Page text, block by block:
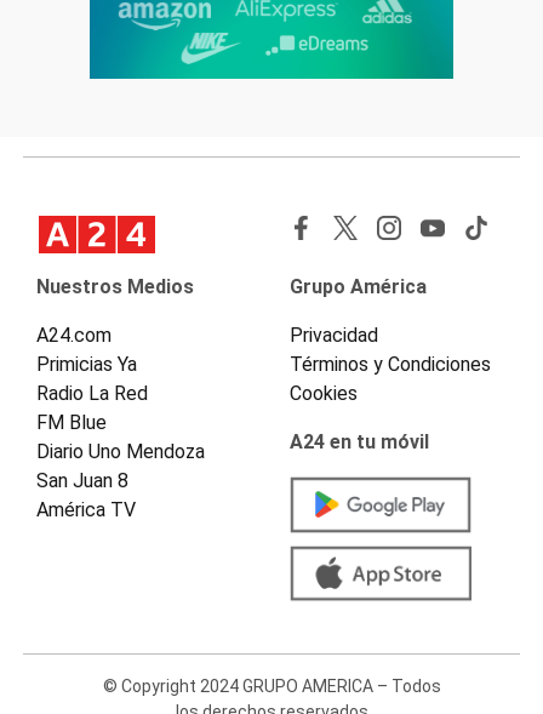
Nuestros Medios
A24.com
Primicias Ya
Radio La Red
FM Blue
Diario Uno Mendoza
San Juan 8
América TV
Grupo América
Privacidad
Términos y Condiciones
Cookies
A24 en tu móvil
© Copyright 2024 GRUPO AMERICA – Todos